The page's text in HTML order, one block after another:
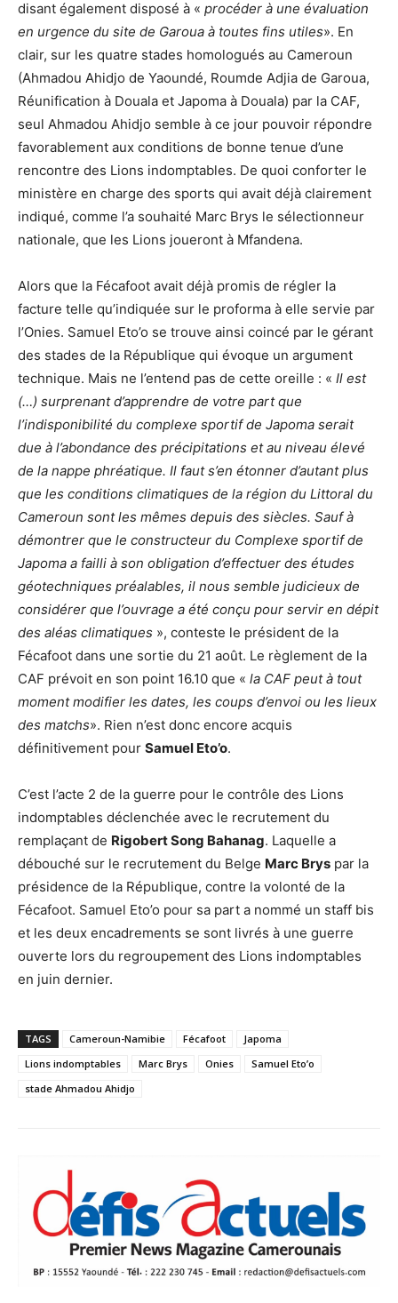
disant également disposé à « procéder à une évaluation
en urgence du site de Garoua à toutes fins utiles». En
clair, sur les quatre stades homologués au Cameroun
(Ahmadou Ahidjo de Yaoundé, Roumde Adjia de Garoua,
Réunification à Douala et Japoma à Douala) par la CAF,
seul Ahmadou Ahidjo semble à ce jour pouvoir répondre
favorablement aux conditions de bonne tenue d’une
rencontre des Lions indomptables. De quoi conforter le
ministère en charge des sports qui avait déjà clairement
indiqué, comme l’a souhaité Marc Brys le sélectionneur
nationale, que les Lions joueront à Mfandena.
Alors que la Fécafoot avait déjà promis de régler la
facture telle qu’indiquée sur le proforma à elle servie par
l’Onies. Samuel Eto’o se trouve ainsi coincé par le gérant
des stades de la République qui évoque un argument
technique. Mais ne l’entend pas de cette oreille : « Il est
(…) surprenant d’apprendre de votre part que
l’indisponibilité du complexe sportif de Japoma serait
due à l’abondance des précipitations et au niveau élevé
de la nappe phréatique. Il faut s’en étonner d’autant plus
que les conditions climatiques de la région du Littoral du
Cameroun sont les mêmes depuis des siècles. Sauf à
démontrer que le constructeur du Complexe sportif de
Japoma a failli à son obligation d’effectuer des études
géotechniques préalables, il nous semble judicieux de
considérer que l’ouvrage a été conçu pour servir en dépit
des aléas climatiques », conteste le président de la
Fécafoot dans une sortie du 21 août. Le règlement de la
CAF prévoit en son point 16.10 que « la CAF peut à tout
moment modifier les dates, les coups d’envoi ou les lieux
des matchs». Rien n’est donc encore acquis
définitivement pour Samuel Eto’o.
C’est l’acte 2 de la guerre pour le contrôle des Lions
indomptables déclenchée avec le recrutement du
remplaçant de Rigobert Song Bahanag. Laquelle a
débouché sur le recrutement du Belge Marc Brys par la
présidence de la République, contre la volonté de la
Fécafoot. Samuel Eto’o pour sa part a nommé un staff bis
et les deux encadrements se sont livrés à une guerre
ouverte lors du regroupement des Lions indomptables
en juin dernier.
TAGS Cameroun-Namibie Fécafoot
Japoma
Lions indomptables
Marc Brys Onies
Samuel Eto’o
stade Ahmadou Ahidjo